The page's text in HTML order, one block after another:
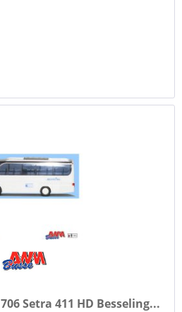
Setra 411 HD Besseling...